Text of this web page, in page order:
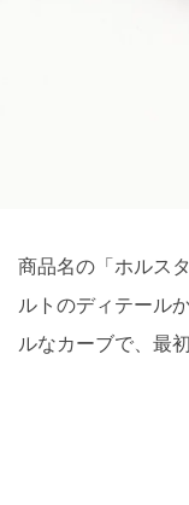
商品名の「ホルス
ルトのディテール
ルなカーブで、最